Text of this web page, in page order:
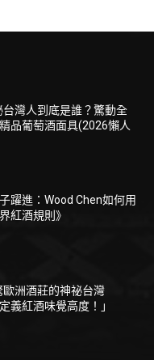
台灣人到底是誰？驚動全
品葡萄酒面具(2026懶人
躍進：Wood Chen如何用
紅酒規則》
歐洲酒莊的神祕台灣
義紅酒味覺高度！」